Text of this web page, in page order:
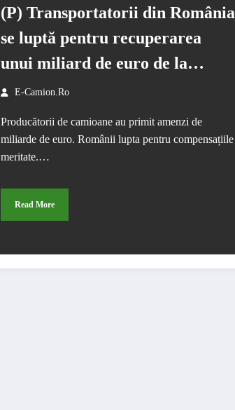
(P) Transportatorii din România
se luptă pentru recuperarea
unui miliard de euro de la
producătorii de camioane de
mediu și mare tonaj. Înscrierile
pentru participare sunt gratuite
și se fac până la sfârșitul lunii
Iulie.
E-Camion.ro
Producătorii de camioane au primit amenzi de
miliarde de euro. Românii lupta pentru compensațiile
meritate.…
Read More